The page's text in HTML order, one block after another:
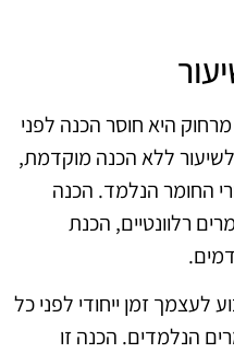
היא חוסר הכנה לפני
ללא הכנה מוקדמת,
החומר הנלמד. הכנה
רלוונטיים, הכנת
לעצמך זמן ייחודי לפני כל
הנלמדים. הכנה זו